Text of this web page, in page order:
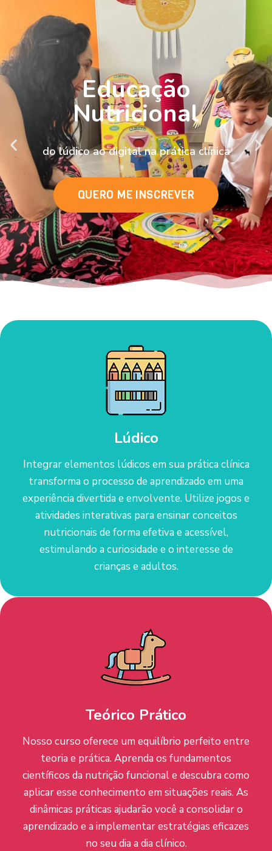
Educação
Nutricional
do lúdico ao digital na prática clínica
QUERO ME INSCREVER
Lúdico
Integrar elementos lúdicos em sua prática clínica
transforma o processo de aprendizado em uma
experiência divertida e envolvente. Utilize jogos e
atividades interativas para ensinar conceitos
nutricionais de forma efetiva e acessível,
estimulando a curiosidade e o interesse de
crianças e adultos.
Teórico Prático
Nosso curso oferece um equilíbrio perfeito entre
teoria e prática. Aprenda os fundamentos
científicos da nutrição funcional e descubra como
aplicar esse conhecimento em situações reais. As
dinâmicas práticas ajudarão você a consolidar o
aprendizado e a implementar estratégias eficazes
no seu dia a dia clínico.